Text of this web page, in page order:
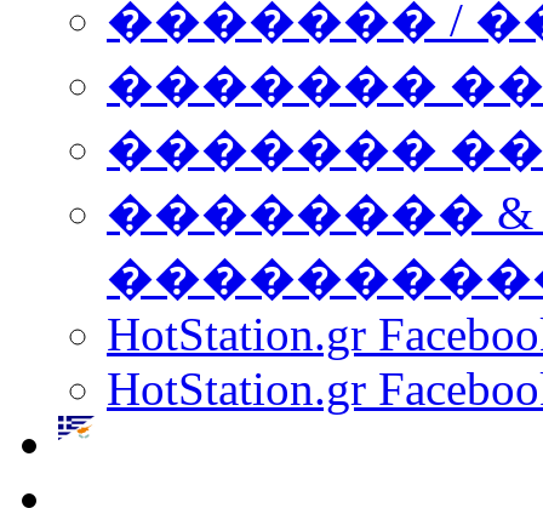
������� /
�������
������� ���
��������
HotStation.gr
HotStation.gr